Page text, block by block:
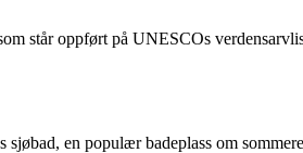
står oppført på UNESCOs
en populær badeplass om